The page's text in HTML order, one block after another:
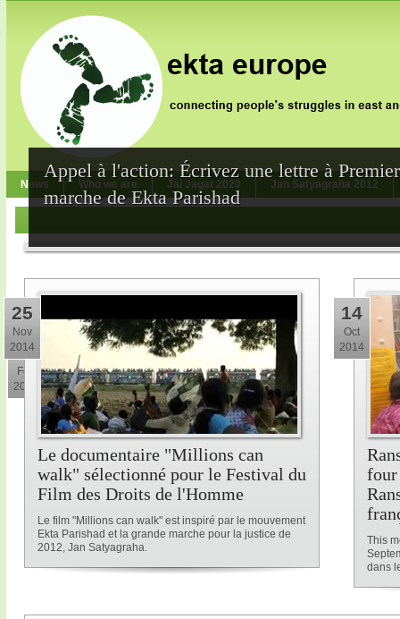
News Who we are Jai Jagat 2020 Jan Satyagraha 2012
Appel à l'action: Écrivez une lettre à
marche de Ekta Parishad
10
Feb
2015
Le documentaire "Millions can
walk" sélectionné pour le Festival du
Film des Droits de l'Homme
Le film "Millions can walk" est inspiré par le mouvement
Ekta Parishad et la grande marche pour la justice de
2012, Jan Satyagraha.
25
Nov
2014
four
This
dans
14
Oct
2014